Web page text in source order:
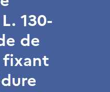
130-
de